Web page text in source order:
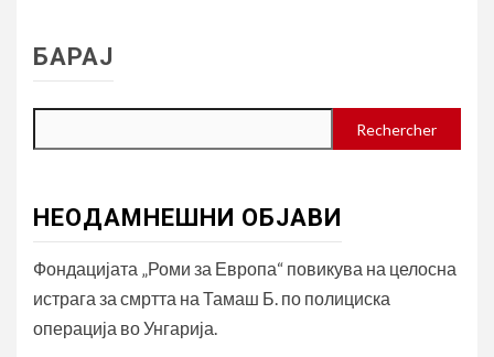
БАРАЈ
Rechercher
НЕОДАМНЕШНИ ОБЈАВИ
Фондацијата „Роми за Европа“ повикува на целосна
истрага за смртта на Тамаш Б. по полициска
операција во Унгарија.